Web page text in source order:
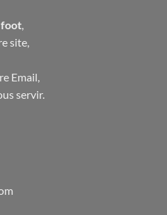
foot,
site,
Email,
servir.